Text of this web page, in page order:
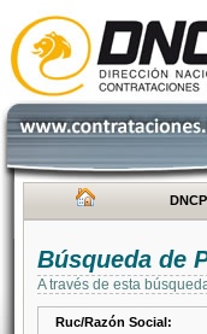
DNCP
Búsqueda de
A través de esta
Ruc/Razón Social: